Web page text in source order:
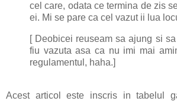
cel care, odata ce termina de zis
ei. Mi se pare ca cel vazut ii lua
[ Deobicei reuseam sa ajung si
fiu vazuta asa ca nu imi mai
regulamentul, haha.]
Acest articol este inscris in tabelul